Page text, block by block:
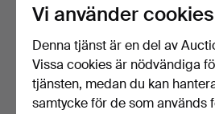
ÖRHÄNGEN, 18 k guld,
snäckskalscamé.
6 dagar
Vi använder cookies
Denna tjänst är en del av
Vissa cookies är nödvändiga
tjänsten, medan du kan
samtycke för de som används